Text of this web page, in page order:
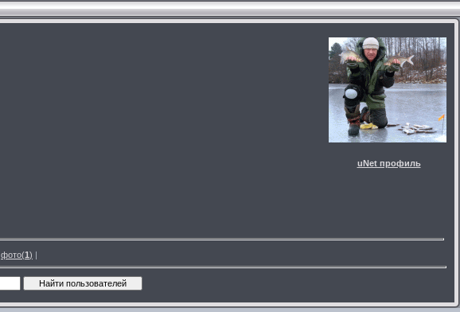
uNet профиль
фото(1) |